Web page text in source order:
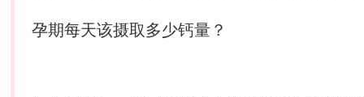
孕期每天该摄取多少钙量？